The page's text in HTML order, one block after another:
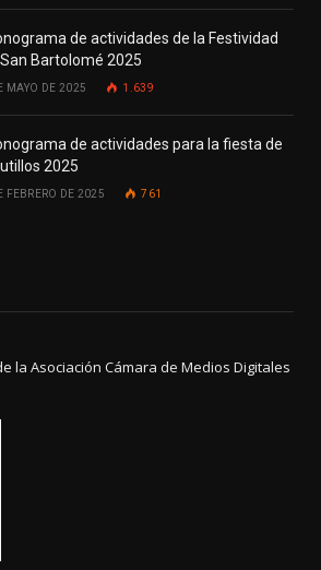
de actividades de la Festividad
Bartolomé 2025
MAYO DE 2025 1.639
de actividades para la fiesta de
2025
FEBRERO DE 2025 761
la Asociación Cámara de Medios Digitales